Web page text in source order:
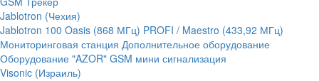
Jablotron (Чехия)
Jablotron 100 Oasis (868 МГц) PROFI / Maestro (433,92 МГц)
Мониторинговая станция Дополнительное оборудование
Оборудование "AZOR" GSM мини сигнализация
Visonic (Израиль)